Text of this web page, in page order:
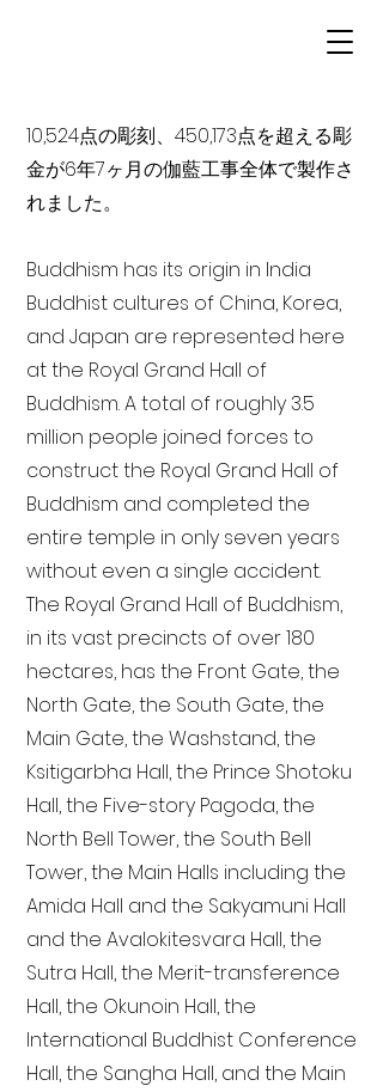
10,524点の彫刻、450,173点を超える彫
金が6年7ヶ月の伽藍工事全体で製作さ
れました。
Buddhism has its origin in India
Buddhist cultures of China, Korea,
and Japan are represented here
at the Royal Grand Hall of
Buddhism. A total of roughly 3.5
million people joined forces to
construct the Royal Grand Hall of
Buddhism and completed the
entire temple in only seven years
without even a single accident.
The Royal Grand Hall of Buddhism,
in its vast precincts of over 180
hectares, has the Front Gate, the
North Gate, the South Gate, the
Main Gate, the Washstand, the
Ksitigarbha Hall, the Prince Shotoku
Hall, the Five-story Pagoda, the
North Bell Tower, the South Bell
Tower, the Main Halls including the
Amida Hall and the Sakyamuni Hall
and the Avalokitesvara Hall, the
Sutra Hall, the Merit-transference
Hall, the Okunoin Hall, the
International Buddhist Conference
Hall, the Sangha Hall, and the Main